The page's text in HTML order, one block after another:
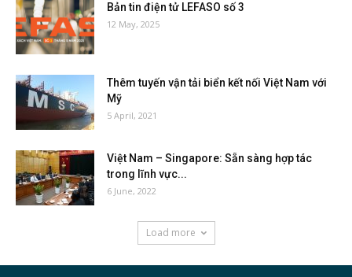
Bản tin điện tử LEFASO số 3
12 May, 2025
Thêm tuyến vận tải biển kết nối Việt Nam với
Mỹ
5 April, 2021
Việt Nam – Singapore: Sẵn sàng hợp tác
trong lĩnh vực...
6 June, 2022
Load more